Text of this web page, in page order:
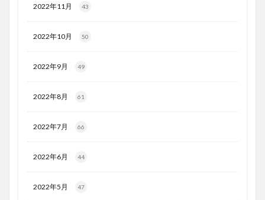
2022年11月 43
2022年10月 50
2022年9月 49
2022年8月 61
2022年7月 66
2022年6月 44
2022年5月 47